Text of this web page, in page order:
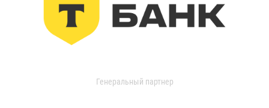
Генеральный партнер